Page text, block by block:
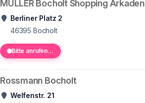
MÜLLER Bocholt Shopping Arkaden
Berliner Platz 2
46395 Bocholt
Bitte anrufen...
Rossmann Bocholt
Welfenstr. 21